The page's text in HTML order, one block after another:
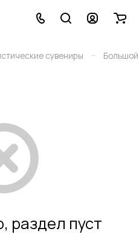
сувениры –
раздел пуст